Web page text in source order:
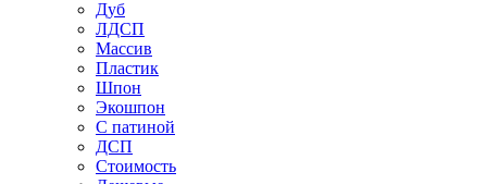
Дуб
ЛДСП
Массив
Пластик
Шпон
Экошпон
С патиной
ДСП
Стоимость